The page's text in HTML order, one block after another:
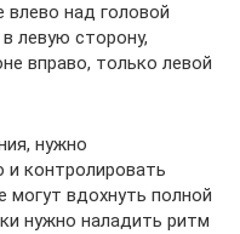
над головой
левую сторону,
вправо, только левой
нужно
и контролировать
вдохнуть полной
нужно наладить ритм